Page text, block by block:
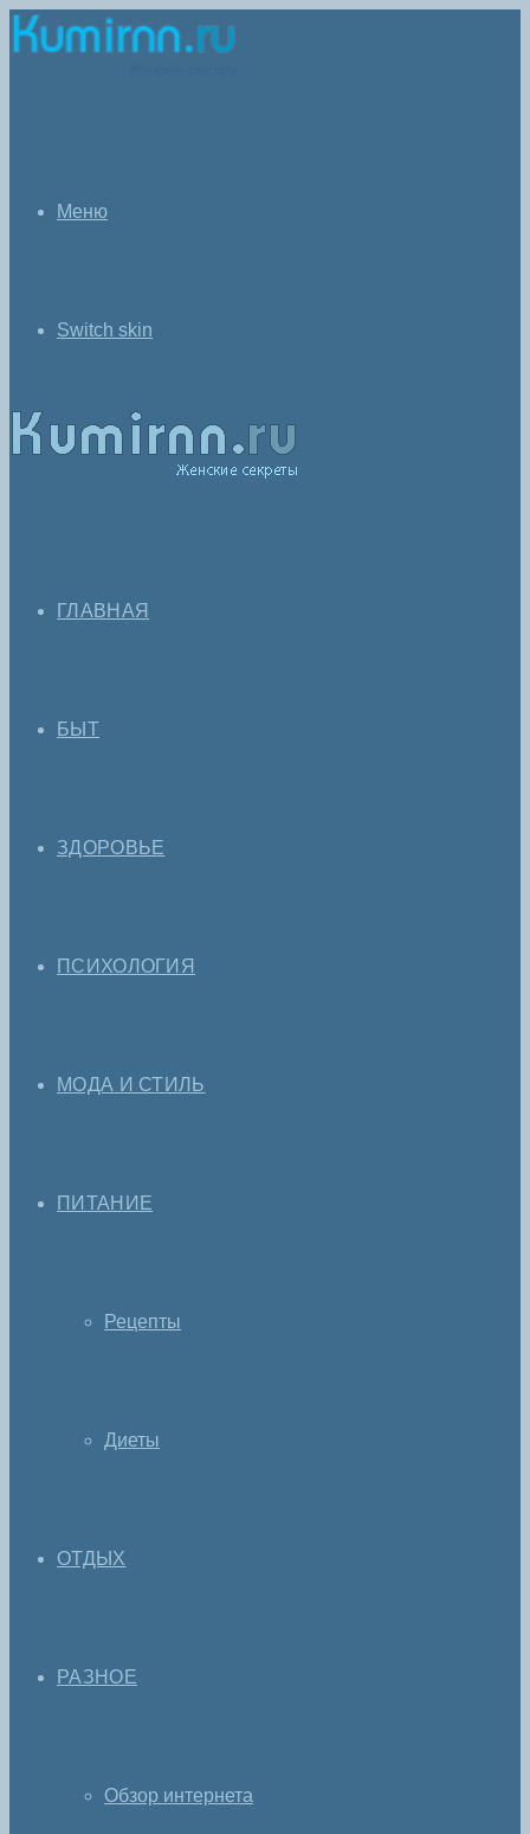
Меню
Switch skin
ГЛАВНАЯ
БЫТ
ЗДОРОВЬЕ
ПСИХОЛОГИЯ
МОДА И СТИЛЬ
ПИТАНИЕ
Рецепты
Диеты
ОТДЫХ
РАЗНОЕ
Обзор интернета